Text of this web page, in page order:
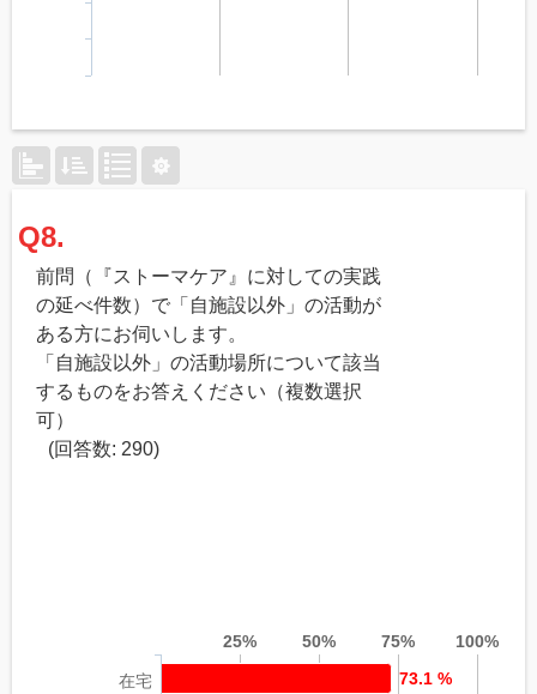
Q8.
前問（『ストーマケア』に対しての実践
の延べ件数）で「自施設以外」の活動が
ある方にお伺いします。
「自施設以外」の活動場所について該当
するものをお答えください（複数選択
可）
(回答数: 290)
25% 50% 75% 100%
在宅 73.1 %